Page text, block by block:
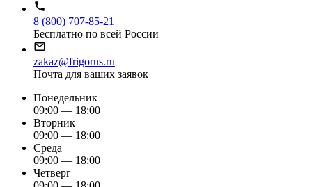
8 (800) 707-85-21
Бесплатно по всей России
zakaz@frigorus.ru
Почта для ваших заявок
Понедельник
09:00 — 18:00
Вторник
09:00 — 18:00
Среда
09:00 — 18:00
Четверг